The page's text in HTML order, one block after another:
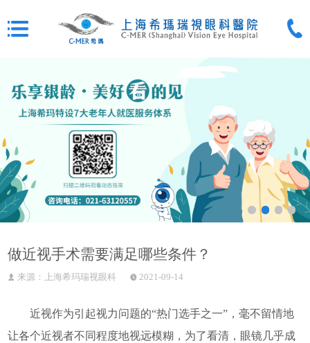
做近视手术需要满足哪些条件？
来源：上海希玛瑞视眼科 2021-09-14
近视作为引起视力问题的“热门选手之一”，毫不留情地
让各个近视者不同程度地视远模糊，为了看清，眼镜几乎成